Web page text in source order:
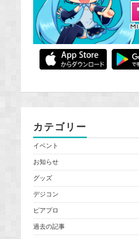
カテゴリー
イベント
お知らせ
グッズ
デジコン
ピアプロ
過去の記事